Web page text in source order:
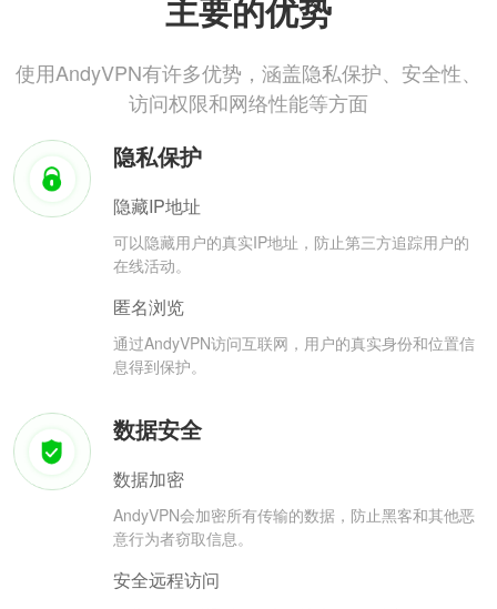
主要的优势
使用AndyVPN有许多优势，涵盖隐私保护、安全性、
访问权限和网络性能等方面
隐私保护
隐藏IP地址
可以隐藏用户的真实IP地址，防止第三方追踪用户的
在线活动。
匿名浏览
通过AndyVPN访问互联网，用户的真实身份和位置信
息得到保护。
数据安全
数据加密
AndyVPN会加密所有传输的数据，防止黑客和其他恶
意行为者窃取信息。
安全远程访问